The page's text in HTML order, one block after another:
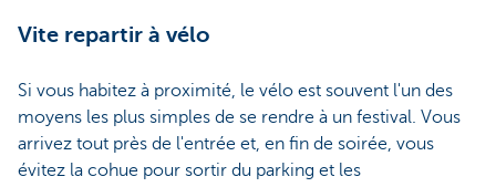
Vite repartir à vélo
Si vous habitez à proximité, le vélo est souvent l'un des
moyens les plus simples de se rendre à un festival. Vous
arrivez tout près de l'entrée et, en fin de soirée, vous
évitez la cohue pour sortir du parking et les